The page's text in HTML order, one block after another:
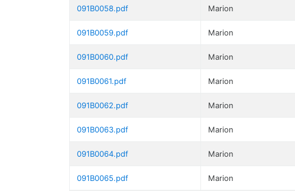
091B0058.pdf Marion
091B0059.pdf Marion
091B0060.pdf Marion
091B0061.pdf Marion
091B0062.pdf Marion
091B0063.pdf Marion
091B0064.pdf Marion
091B0065.pdf Marion